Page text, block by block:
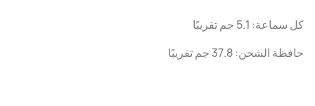
كل سماعة: 5.1 جم تقريبًا
حافظة الشحن: 37.8 جم تقريبًا